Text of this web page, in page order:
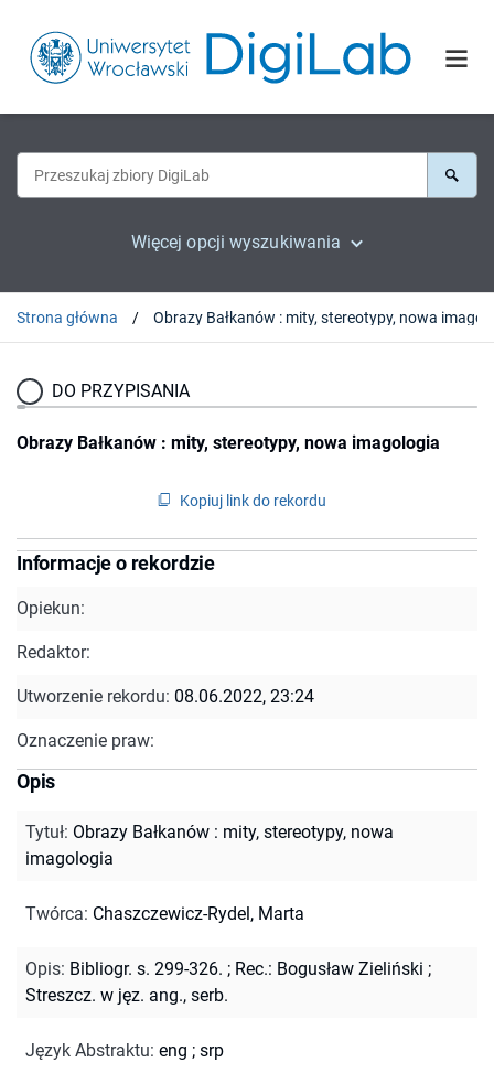
Więcej opcji wyszukiwania
Strona główna
DO PRZYPISANIA
Obrazy Bałkanów : mity, stereotypy, nowa imagologia
Kopiuj link do rekordu
Informacje o rekordzie
Opiekun:
Redaktor:
Utworzenie rekordu: 08.06.2022, 23:24
Oznaczenie praw:
Opis
Tytuł: Obrazy Bałkanów : mity, stereotypy, nowa
imagologia
Twórca: Chaszczewicz-Rydel, Marta
Opis: Bibliogr. s. 299-326. ; Rec.: Bogusław Zieliński ;
Streszcz. w jęz. ang., serb.
Język Abstraktu: eng ; srp